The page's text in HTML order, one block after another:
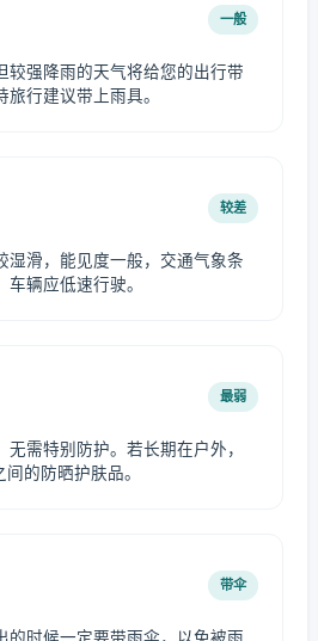
一般
较强降雨的天气将给您的出行带
行建议带上雨具。
较差
湿滑，能见度一般，交通气象条
辆应低速行驶。
最弱
需特别防护。若长期在户外，
的防晒护肤品。
带伞